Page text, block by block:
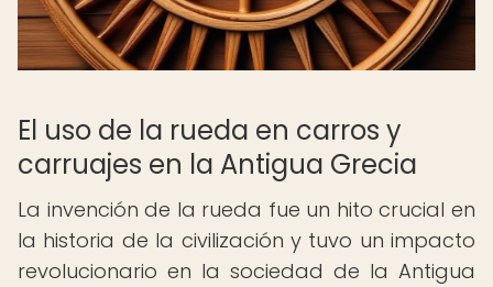
El uso de la rueda en carros y
carruajes en la Antigua Grecia
La invención de la rueda fue un hito crucial en
la historia de la civilización y tuvo un impacto
revolucionario en la sociedad de la Antigua